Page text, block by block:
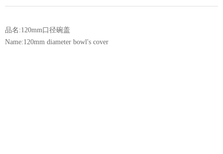
品名:120mm口径碗盖
Name:120mm diameter bowl's cover